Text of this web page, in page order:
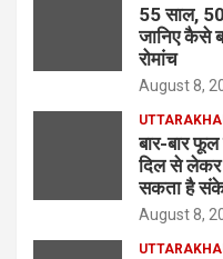
55 साल,
जानिए कैसे
रोमांच
August 8,
बार-बार
दिल से लेकर
सकता है
August 8,